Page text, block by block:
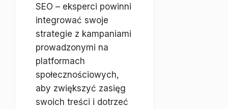
SEO – eksperci powinni
integrować swoje
strategie z kampaniami
prowadzonymi na
platformach
społecznościowych,
aby zwiększyć zasięg
swoich treści i dotrzeć